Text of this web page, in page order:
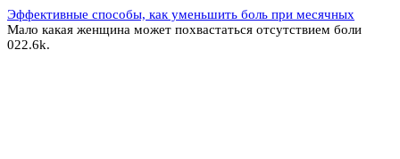
Эффективные способы, как уменьшить боль при месячных
Мало какая женщина может похвастаться отсутствием боли
022.6k.